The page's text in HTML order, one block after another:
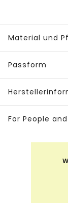
Material und
Passform
For People